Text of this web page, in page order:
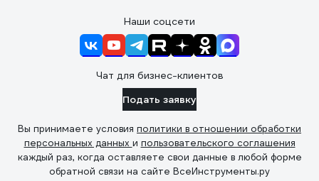
Наши соцсети
Чат для бизнес-клиентов
Подать заявку
Вы принимаете условия политики в отношении обработки
персональных данных и пользовательского соглашения
каждый раз, когда оставляете свои данные в любой форме
обратной связи на сайте ВсеИнструменты.ру